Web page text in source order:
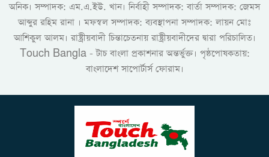
অনিক। সম্পাদক: এম.এ.ইউ. খান। নির্বাহী সম্পাদক: বার্তা সম্পাদক: জেমস
আব্দুর রহিম রানা । মফস্বল সম্পাদক: ব্যবস্থাপনা সম্পাদক: লায়ন মোঃ
আশিকুল আলম। রাষ্ট্রীয়বাদী চিন্তাচেতনায় রাষ্ট্রীয়বাদীদের দ্বারা পরিচালিত।
Touch Bangla - টাচ বাংলা প্রকাশনার অন্তর্ভুক্ত। পৃষ্ঠপোষকতায়:
বাংলাদেশ সাপোর্টার্স ফোরাম।